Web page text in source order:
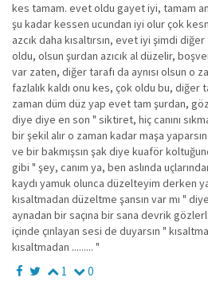
kes tamam. evet oldu gayet iyi, tamam
şu kadar kessen ucundan iyi olur çok
azcık daha kısaltırsın, evet iyi şimdi
oldu, olsun şurdan azıcık al düzelir,
var zaten, diğer tarafı da aynısı olsun o
fazlalık kaldı onu kes, çok oldu bu, diğer
zaman düm düz yap evet tam şurdan,
diye diye en son " siktiret, hiç canını
bir şekil alır o zaman kadar maşa
ve bir bakmışsın şak diye kuaför
gibi " şey, canım ya, ben aslında
kaydı yamuk olunca düzelteyim derken
kısaltmadan düzeltme şansın var mı "
aynadan bir saçına bir sana devrik
içinde çınlayan sesi de duyarsın "
kısaltmadan ......... "
1 0